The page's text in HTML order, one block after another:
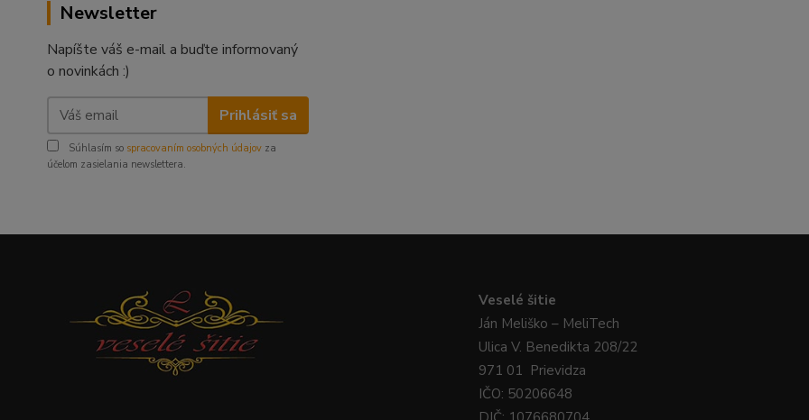
Newsletter
Napíšte váš e-mail a buďte informovaný
o novinkách :)
Prihlásiť sa
Súhlasím so spracovaním osobných údajov za
účelom zasielania newslettera.
Veselé šitie
Ján Meliško – MeliTech
Ulica V. Benedikta 208/22
971 01 Prievidza
IČO: 50206648